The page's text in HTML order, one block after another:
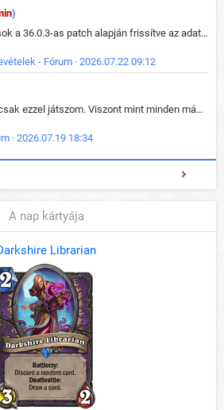
)
Kártya változások a 36.0.3-as patch alapján frissítve az adatbázisban (képek is cserélve).
- Fórum · 2026.07.22 09:12
Amióta bejött, csak ezzel játszom. Viszont mint minden más - akár az alapjáték is, ez is baromira összetett lett. Néha már pár kör után is esélytelen az egész. Vagy irreállisan túltápol valaki, vagy lelép a partner, vagy csak hülye mint a segg. És amikor eljönne az én időm, na akkor jön el mindenki másé is. Engem jobban érdekelne, hogy ki milyen ratingen szokott játszani. Na ez lenne egy érdekes adat.
· 2026.07.19 18:34
A nap kártyája
Librarian